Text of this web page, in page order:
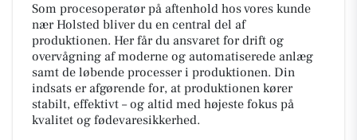
Som procesoperatør på aftenhold hos vores kunde
nær Holsted bliver du en central del af
produktionen. Her får du ansvaret for drift og
overvågning af moderne og automatiserede anlæg
samt de løbende processer i produktionen. Din
indsats er afgørende for, at produktionen kører
stabilt, effektivt – og altid med højeste fokus på
kvalitet og fødevaresikkerhed.